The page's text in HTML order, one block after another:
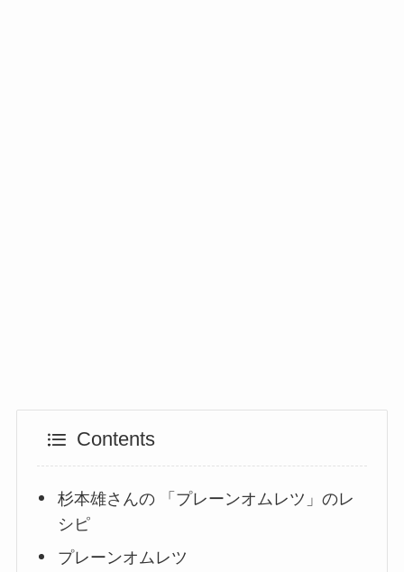
Contents
杉本雄さんの 「プレーンオムレツ」のレ
シピ
プレーンオムレツ